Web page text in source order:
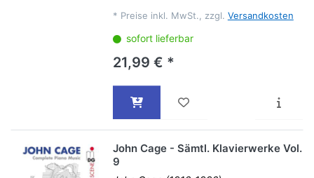
* Preise inkl. MwSt., zzgl. Versandkosten
sofort lieferbar
21,99 € *
John Cage - Sämtl. Klavierwerke Vol.
9